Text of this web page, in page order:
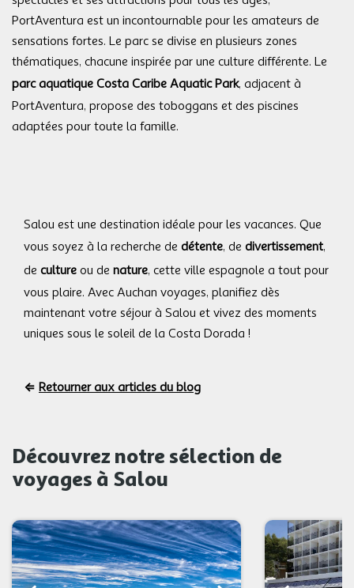
PortAventura est un incontournable pour les amateurs de
sensations fortes. Le parc se divise en plusieurs zones
thématiques, chacune inspirée par une culture différente. Le
parc aquatique Costa Caribe Aquatic Park, adjacent à
PortAventura, propose des toboggans et des piscines
adaptées pour toute la famille.
Salou est une destination idéale pour les vacances. Que
vous soyez à la recherche de détente, de divertissement,
de culture ou de nature, cette ville espagnole a tout pour
vous plaire. Avec Auchan voyages, planifiez dès
maintenant votre séjour à Salou et vivez des moments
uniques sous le soleil de la Costa Dorada !
⇐ Retourner aux articles du blog
Découvrez notre sélection de
voyages à Salou